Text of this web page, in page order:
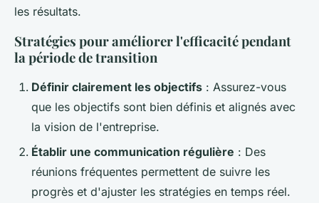
les résultats.
Stratégies pour améliorer l'efficacité pendant
la période de transition
Définir clairement les objectifs : Assurez-vous
que les objectifs sont bien définis et alignés avec
la vision de l'entreprise.
Établir une communication régulière : Des
réunions fréquentes permettent de suivre les
progrès et d'ajuster les stratégies en temps réel.